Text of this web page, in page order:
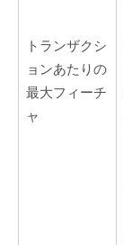
トランザクシ
ョンあたりの
最大フィーチ
ャ